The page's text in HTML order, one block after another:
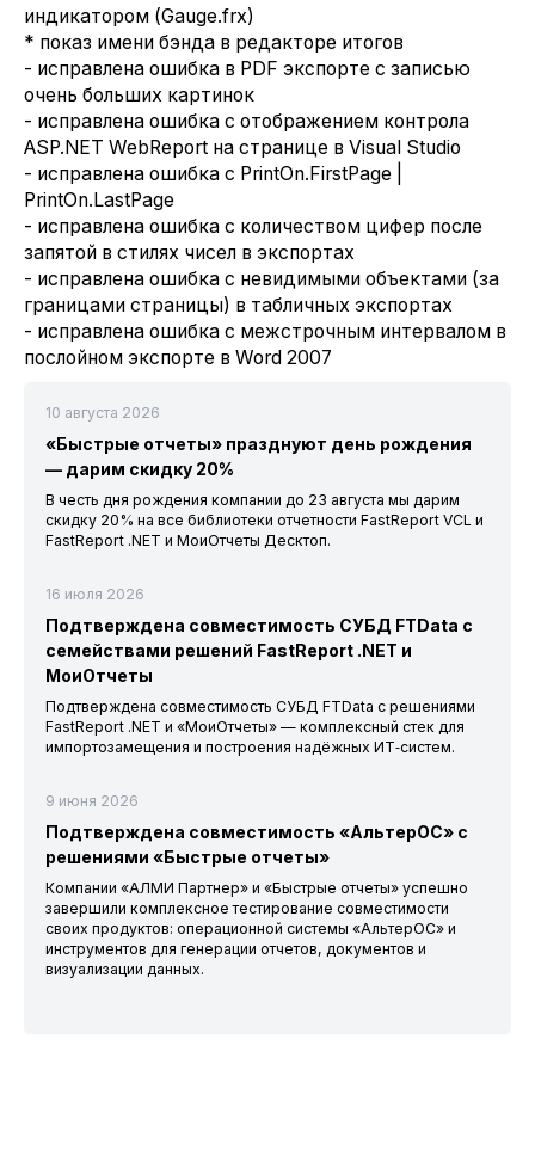
индикатором (Gauge.frx)
* показ имени бэнда в редакторе итогов
- исправлена ошибка в PDF экспорте с записью
очень больших картинок
- исправлена ошибка с отображением контрола
ASP.NET WebReport на странице в Visual Studio
- исправлена ошибка с PrintOn.FirstPage |
PrintOn.LastPage
- исправлена ошибка с количеством цифер после
запятой в стилях чисел в экспортах
- исправлена ошибка с невидимыми объектами (за
границами страницы) в табличных экспортах
- исправлена ошибка с межстрочным интервалом в
послойном экспорте в Word 2007
10 августа 2026
«Быстрые отчеты» празднуют день рождения
— дарим скидку 20%
В честь дня рождения компании до 23 августа мы дарим
скидку 20% на все библиотеки отчетности FastReport VCL и
FastReport .NET и МоиОтчеты Десктоп.
16 июля 2026
Подтверждена совместимость СУБД FTData с
семействами решений FastReport .NET и
МоиОтчеты
Подтверждена совместимость СУБД FTData с решениями
FastReport .NET и «МоиОтчеты» — комплексный стек для
импортозамещения и построения надёжных ИТ‑систем.
9 июня 2026
Подтверждена совместимость «АльтерОС» с
решениями «Быстрые отчеты»
Компании «АЛМИ Партнер» и «Быстрые отчеты» успешно
завершили комплексное тестирование совместимости
своих продуктов: операционной системы «АльтерОС» и
инструментов для генерации отчетов, документов и
визуализации данных.